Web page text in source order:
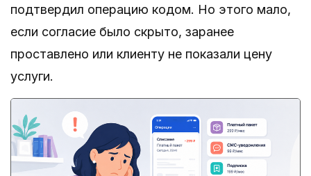
подтвердил операцию кодом. Но этого мало,
если согласие было скрыто, заранее
проставлено или клиенту не показали цену
услуги.